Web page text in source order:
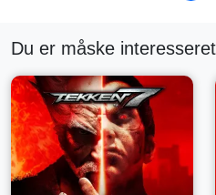
Du er måske